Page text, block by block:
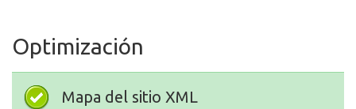
Optimización
Mapa del sitio XML